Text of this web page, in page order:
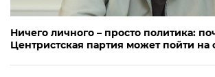
Ничего личного – просто политика:
Центристская партия может пойти на